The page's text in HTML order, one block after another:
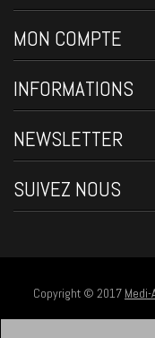
MON COMPTE
INFORMATIONS
NEWSLETTER
SUIVEZ NOUS
Copyright © 2017 Medi-